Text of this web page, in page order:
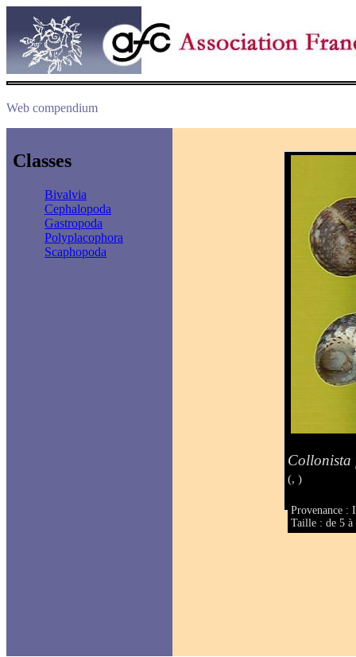
Web compendium
Classes
Bivalvia
Cephalopoda
Gastropoda
Polyplacophora
Scaphopoda
Collonista
(, )
Provenance :
Taille : de 5 à